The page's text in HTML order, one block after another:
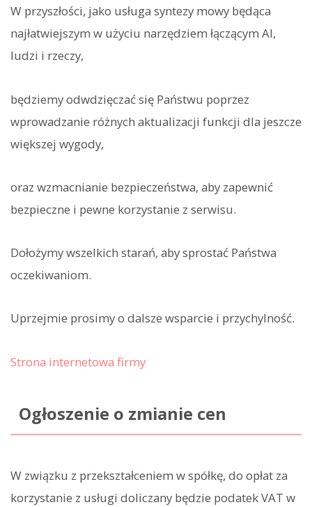
W przyszłości, jako usługa syntezy mowy będąca
najłatwiejszym w użyciu narzędziem łączącym AI,
ludzi i rzeczy,
będziemy odwdzięczać się Państwu poprzez
wprowadzanie różnych aktualizacji funkcji dla jeszcze
większej wygody,
oraz wzmacnianie bezpieczeństwa, aby zapewnić
bezpieczne i pewne korzystanie z serwisu.
Dołożymy wszelkich starań, aby sprostać Państwa
oczekiwaniom.
Uprzejmie prosimy o dalsze wsparcie i przychylność.
Strona internetowa firmy
Ogłoszenie o zmianie cen
W związku z przekształceniem w spółkę, do opłat za
korzystanie z usługi doliczany będzie podatek VAT w